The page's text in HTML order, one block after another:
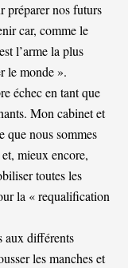
préparer nos futurs
car, comme le
l’arme la plus
le monde ».
échec en tant que
Mon cabinet et
que nous sommes
et, mieux encore,
toutes les
la « requalification
aux différents
les manches et